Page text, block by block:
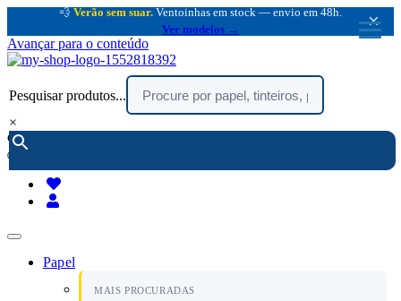
💨 Verão sem suar. Ventoinhas em stock — envio em 48h.
Ver modelos →
×
Avançar para o conteúdo
Pesquisar produtos...
×
encomendar por telefone :
(chamada rede fixa nacional)
Papel
MAIS PROCURADAS